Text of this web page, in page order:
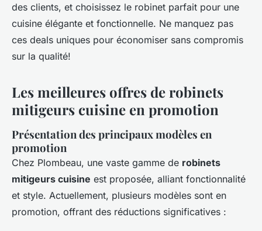
des clients, et choisissez le robinet parfait pour une
cuisine élégante et fonctionnelle. Ne manquez pas
ces deals uniques pour économiser sans compromis
sur la qualité!
Les meilleures offres de robinets
mitigeurs cuisine en promotion
Présentation des principaux modèles en
promotion
Chez Plombeau, une vaste gamme de robinets
mitigeurs cuisine est proposée, alliant fonctionnalité
et style. Actuellement, plusieurs modèles sont en
promotion, offrant des réductions significatives :